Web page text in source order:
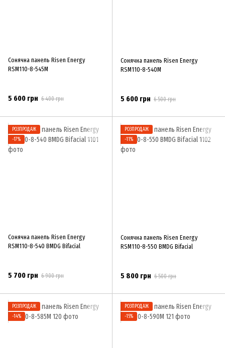
Сонячна панель Risen Energy
RSM110-8-545M
5 600 грн 6 400 грн
Сонячна панель Risen Energy
RSM110-8-540M
5 600 грн 6 500 грн
РОЗПРОДАЖ
−17%
Сонячна панель Risen Energy
RSM110-8-540 BMDG Bifacial
5 700 грн 6 900 грн
РОЗПРОДАЖ
−11%
Сонячна панель Risen Energy
RSM110-8-550 BMDG Bifacial
5 800 грн 6 500 грн
РОЗПРОДАЖ
−14%
РОЗПРОДАЖ
−15%